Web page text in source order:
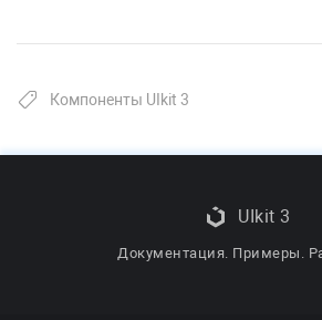
Компоненты UIkit 3
UIkit 3
Документация. Примеры.